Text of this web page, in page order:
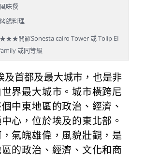
味餐
鴿料理
開羅Sonesta cairo Tower 或 Tolip EI
或同等級
及首都及最大城市，也是非
界最大城市。城市橫跨尼
中東地區的政治、經濟、
心，位於埃及的東北部。
氣魄雄偉，風貌壯觀，是
的政治、經濟、文化和商